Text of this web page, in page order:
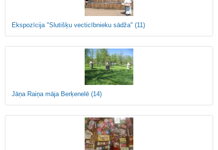
Ekspozīcija "Slutišķu vecticībnieku sādža" (11)
Jāņa Raiņa māja Berķenelē (14)